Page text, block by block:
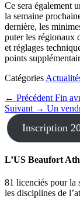
Ce sera égale­ment
la semaine
dernière, les
put­er les régionaux
et réglages
points
Catégories
Navigation
de
l’article
← Précédent Article
Fin
Suivant → Article
Un
Inscription
L’US Beaufort
81 licen­ciés pour la
les dis­ci­plines de